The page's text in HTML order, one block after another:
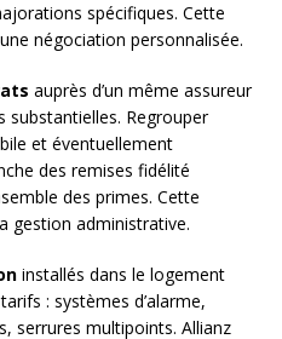
spécifiques. Cette
négociation personnalisée.
auprès d’un même assureur
substantielles. Regrouper
et éventuellement
des remises fidélité
des primes. Cette
gestion administrative.
installés dans le logement
: systèmes d’alarme,
serrures multipoints. Allianz